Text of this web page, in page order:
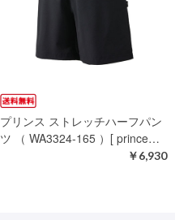
プリンス ストレッチハーフパン
ツ （ WA3324-165 ）[ prince…
￥6,930